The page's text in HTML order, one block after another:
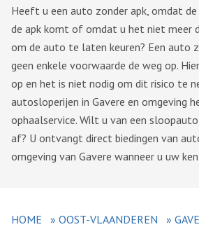
Heeft u een auto zonder apk, omdat
de apk komt of omdat u het niet meer
om de auto te laten keuren? Een auto
geen enkele voorwaarde de weg op.
op en het is niet nodig om dit risico te
autosloperijen in Gavere en omgeving
ophaalservice. Wilt u van een
af? U ontvangt direct biedingen van
omgeving van Gavere wanneer u uw
HOME » OOST-VLAANDEREN »